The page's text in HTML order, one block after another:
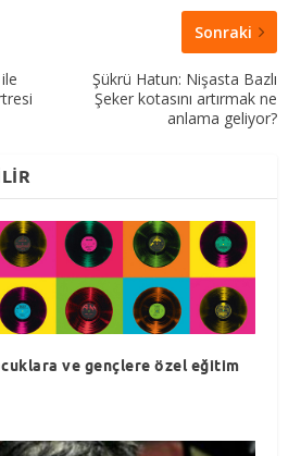
Sonraki
Şükrü Hatun: Nişasta Bazlı
Şeker kotasını artırmak ne
anlama geliyor?
ve gençlere özel eğitim